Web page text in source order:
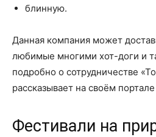
блинную.
Данная компания может
любимые многими хот-доги и
подробно о сотрудничестве
рассказывает на своём
Фестивали на